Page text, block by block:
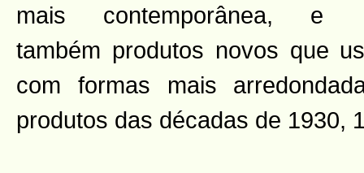
mais contemporânea, e
também produtos novos que
com formas mais
produtos das décadas de 1930,